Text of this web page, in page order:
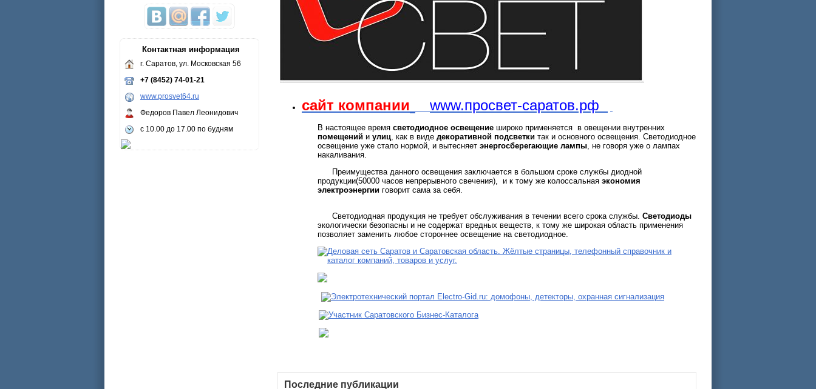
сайт компании www.просвет-саратов.рф
В настоящее время светодиодное освещение широко применяется в овещении внутренних
помещений и улиц, как в виде декоративной подсветки так и основного освещения. Светодиодное
освещение уже стало нормой, и вытесняет энергосберегающие лампы, не говоря уже о лампах
накаливания.
Преимущества данного освещения заключается в большом сроке службы диодной
продукции(50000 часов непрерывного свечения), и к тому же колоссальная экономия
электроэнергии говорит сама за себя.
Светодиодная продукция не требует обслуживания в течении всего срока службы. Светодиоды
экологически безопасны и не содержат вредных веществ, к тому же широкая область применения
позволяет заменить любое стороннее освещение на светодиодное.
Последние публикации
Контактная информация
г. Саратов, ул. Московская 56
+7 (8452) 74-01-21
www.prosvet64.ru
Федоров Павел Леонидович
с 10.00 до 17.00 по будням